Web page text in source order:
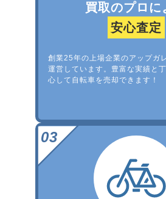
買取のプロに
安心査定
創業25年の上場企業のアップガ
運営しています。豊富な実績と
心して自転車を売却できます！